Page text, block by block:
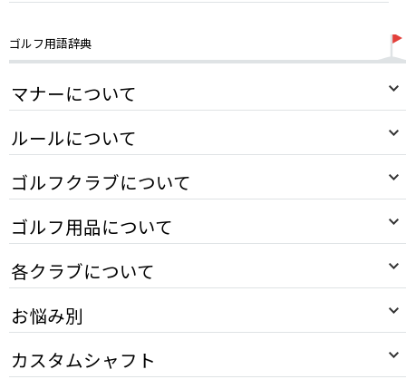
ゴルフ用語辞典
マナーについて
ルールについて
ゴルフクラブについて
ゴルフ用品について
各クラブについて
お悩み別
カスタムシャフト